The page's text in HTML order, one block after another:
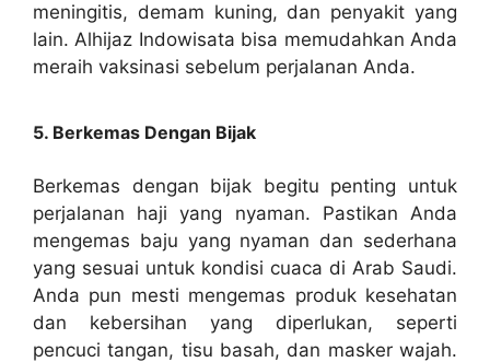
meningitis, demam kuning, dan penyakit yang
lain. Alhijaz Indowisata bisa memudahkan Anda
meraih vaksinasi sebelum perjalanan Anda.
5. Berkemas Dengan Bijak
Berkemas dengan bijak begitu penting untuk
perjalanan haji yang nyaman. Pastikan Anda
mengemas baju yang nyaman dan sederhana
yang sesuai untuk kondisi cuaca di Arab Saudi.
Anda pun mesti mengemas produk kesehatan
dan kebersihan yang diperlukan, seperti
pencuci tangan, tisu basah, dan masker wajah.